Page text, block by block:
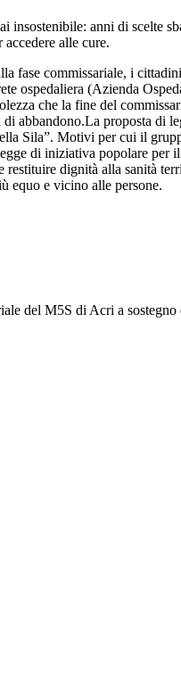
insostenibile: anni di scelte
alle cure.
fase commissariale, i
ospedaliera (Azienda
che la fine del
di abbandono.La proposta di
Sila”. Motivi per cui il
di iniziativa popolare per
restituire dignità alla sanità
equo e vicino alle persone.
del M5S di Acri a